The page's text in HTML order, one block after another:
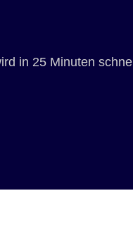
in 25 Minuten schnell